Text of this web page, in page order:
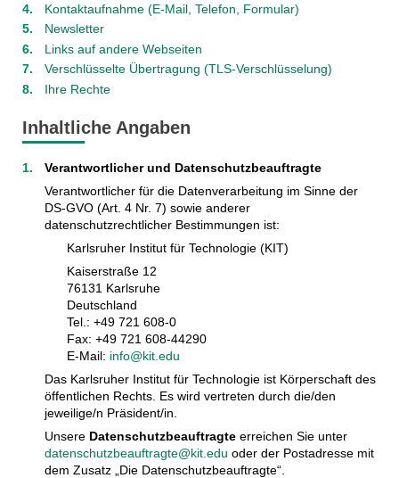
Kontaktaufnahme (E-Mail, Telefon, Formular)
Newsletter
Links auf andere Webseiten
Verschlüsselte Übertragung (TLS-Verschlüsselung)
Ihre Rechte
Inhaltliche Angaben
Verantwortlicher und Datenschutzbeauftragte
Verantwortlicher für die Datenverarbeitung im Sinne der
DS-GVO (Art. 4 Nr. 7) sowie anderer
datenschutzrechtlicher Bestimmungen ist:
Karlsruher Institut für Technologie (KIT)
Kaiserstraße 12
76131 Karlsruhe
Deutschland
Tel.: +49 721 608-0
Fax: +49 721 608-44290
E-Mail: info@kit.edu
Das Karlsruher Institut für Technologie ist Körperschaft des
öffentlichen Rechts. Es wird vertreten durch die/den
jeweilige/n Präsident/in.
Unsere Datenschutzbeauftragteerreichen Sie unter
datenschutzbeauftragte@kit.edu oder der Postadresse mit
dem Zusatz „Die Datenschutzbeauftragte“.